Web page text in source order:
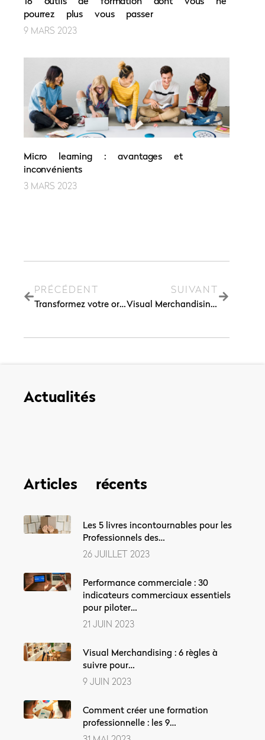
pourrez plus vous passer
9 MARS 2023
Micro learning : avantages et
inconvénients
3 MARS 2023
PRÉCÉDENT
Transformez votre organisation en entreprise apprenante : 5 étapes à suivre
SUIVANT
Visual Merchandising : 6 règles à suivre pour séduire les consommateurs (avec exemples)
Actualités
Articles récents
Les 5 livres incontournables pour les
Professionnels des…
26 JUILLET 2023
Performance commerciale : 30
indicateurs commerciaux essentiels
pour piloter…
21 JUIN 2023
Visual Merchandising : 6 règles à
suivre pour…
9 JUIN 2023
Comment créer une formation
professionnelle : les 9…